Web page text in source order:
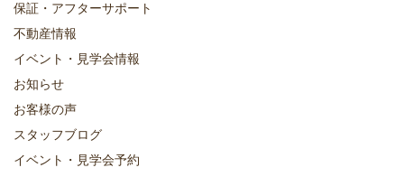
保証・アフターサポート
不動産情報
イベント・見学会情報
お知らせ
お客様の声
スタッフブログ
イベント・見学会予約